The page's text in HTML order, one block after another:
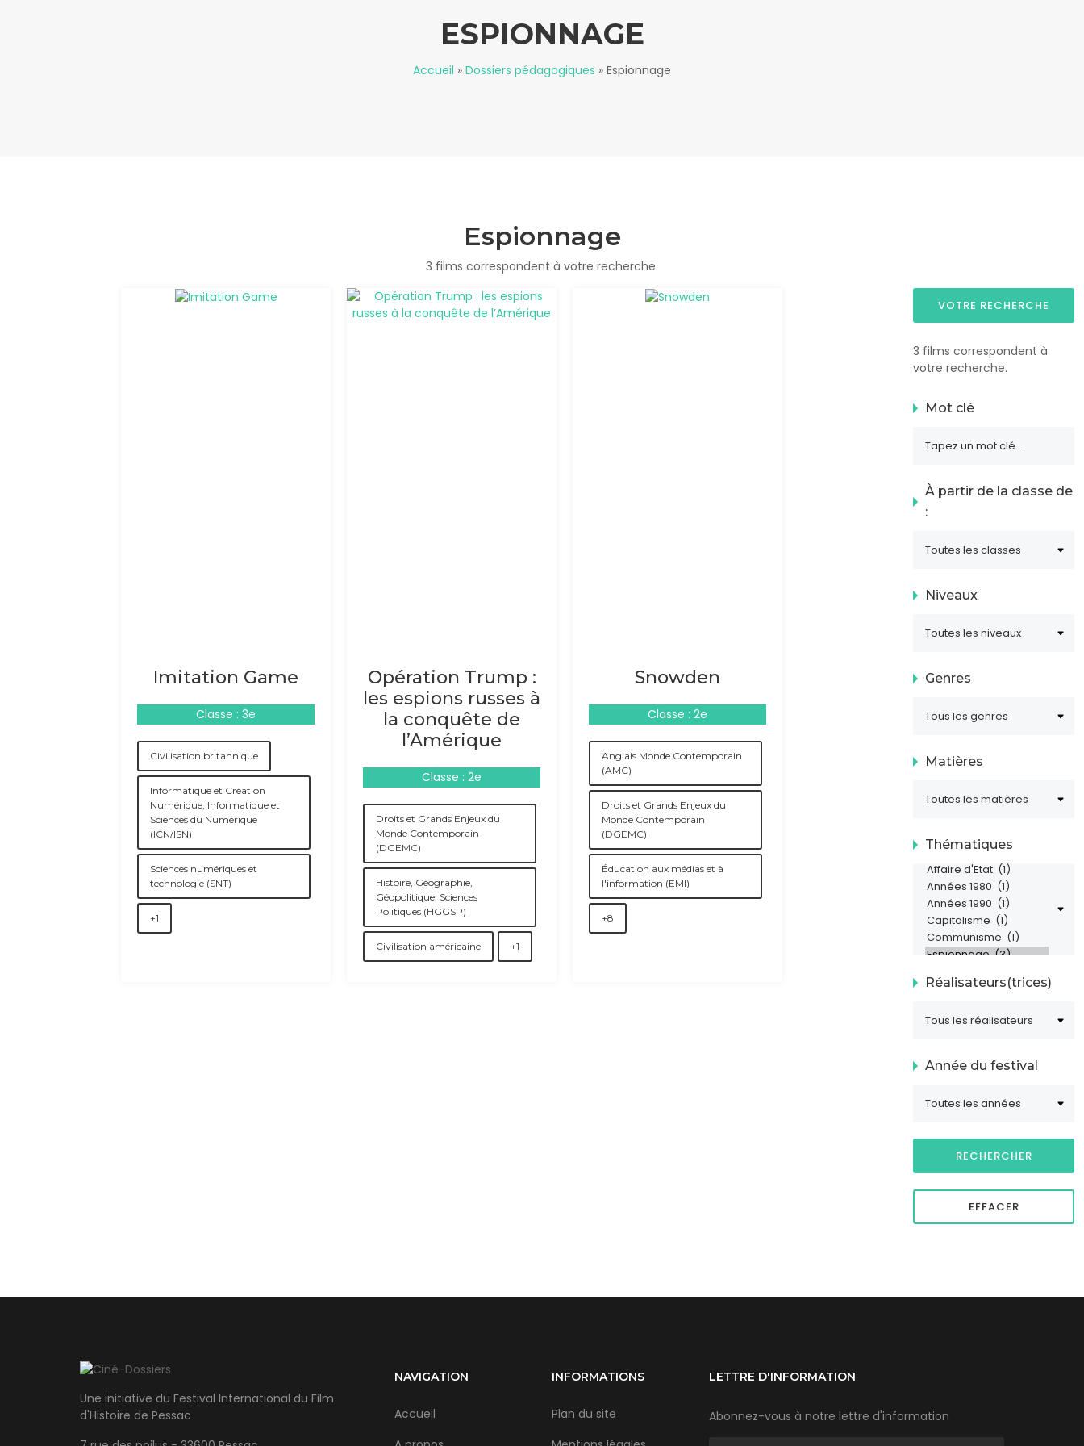
ESPIONNAGE
Accueil » Dossiers pédagogiques » Espionnage
Espionnage
3 films correspondent à votre recherche.
Imitation Game
Classe : 3e
Civilisation britannique
Informatique et Création
Numérique, Informatique et
Sciences du Numérique
(ICN/ISN)
Sciences numériques et
technologie (SNT)
+1
Opération Trump :
les espions russes à
la conquête de
l’Amérique
Classe : 2e
Droits et Grands Enjeux du
Monde Contemporain
(DGEMC)
Histoire, Géographie,
Géopolitique, Sciences
Politiques (HGGSP)
Civilisation américaine +1
Snowden
Classe : 2e
Anglais Monde Contemporain
(AMC)
Droits et Grands Enjeux du
Monde Contemporain
(DGEMC)
Éducation aux médias et à
l'information (EMI)
+8
VOTRE RECHERCHE
3 films correspondent à
votre recherche.
Mot clé
À partir de la classe de
:
Niveaux
Genres
Matières
Thématiques
Réalisateurs(trices)
Année du festival
Une initiative du Festival International du Film
d'Histoire de Pessac
NAVIGATION
Accueil
INFORMATIONS
Plan du site
LETTRE D'INFORMATION
Abonnez-vous à notre lettre d'information